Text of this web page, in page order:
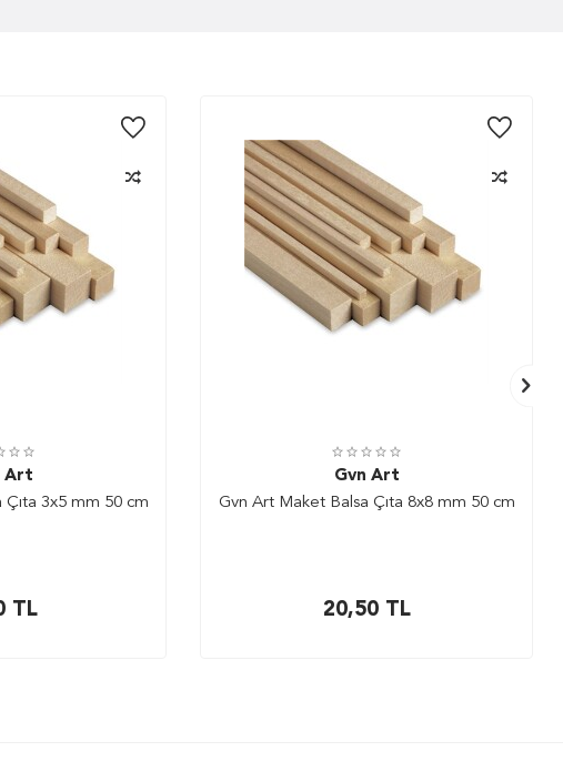
Art
3x5 mm 50 cm
TL
Gvn Art
Gvn Art Maket Balsa Çıta 8x8 mm 50 cm
20,50TL